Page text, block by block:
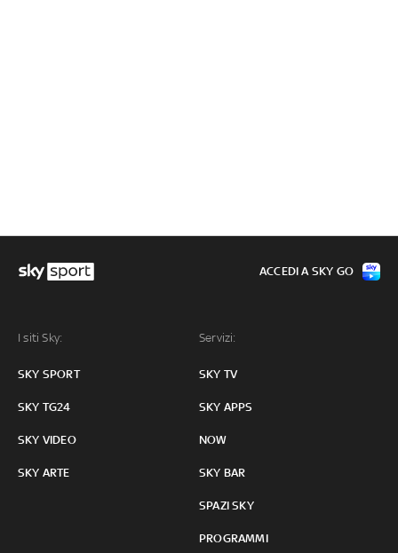
I siti Sky:
SKY SPORT
SKY TG24
SKY VIDEO
SKY ARTE
Servizi:
SKY TV
SKY APPS
NOW
SKY BAR
SPAZI SKY
PROGRAMMI
ACCEDI A SKY GO